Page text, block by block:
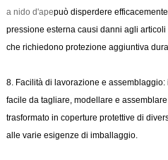
a nido d'apepuò disperdere
pressione esterna causi danni agli
che richiedono protezione aggiuntiva
8. Facilità di lavorazione e
facile da tagliare, modellare e
trasformato in coperture protettive di
alle varie esigenze di imballaggio.